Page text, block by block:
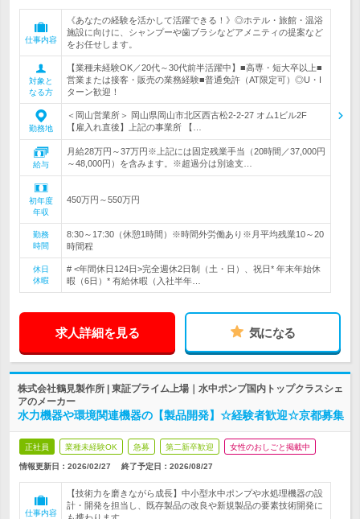
仕事内容
《あなたの経験を活かして活躍できる！》◎ホテル・旅館・温浴
施設に向けに、シャンプーや歯ブラシなどアメニティの提案など
をお任せします。
対象と
なる方
【業種未経験OK／20代～30代前半活躍中】■高専・短大卒以上■
営業または接客・販売の業務経験■普通免許（AT限定可）◎U・I
ターン歓迎！
勤務地
＜岡山営業所＞ 岡山県岡山市北区西古松2-2-27 オム1ビル2F
【雇入れ直後】上記の事業所 【…
給与
月給28万円～37万円※上記には固定残業手当（20時間／37,000円
～48,000円）を含みます。※超過分は別途支…
初年度
年収
450万円～550万円
勤務
時間
8:30～17:30（休憩1時間）※時間外労働あり※月平均残業10～20
時間程
休日
休暇
# <年間休日124日>完全週休2日制（土・日）、祝日* 年末年始休
暇（6日）* 有給休暇（入社半年…
求人詳細を見る 気になる
株式会社鶴見製作所 | 東証プライム上場｜水中ポンプ国内トップクラスシェ
アのメーカー
水力機器や環境関連機器の【製品開発】☆経験者歓迎☆京都募集
正社員 業種未経験OK 急募 第二新卒歓迎 女性のおしごと掲載中
情報更新日：2026/02/27 終了予定日： 2026/08/27
仕事内容
【技術力を磨きながら成長】中小型水中ポンプや水処理機器の設
計・開発を担当し、既存製品の改良や新規製品の要素技術開発に